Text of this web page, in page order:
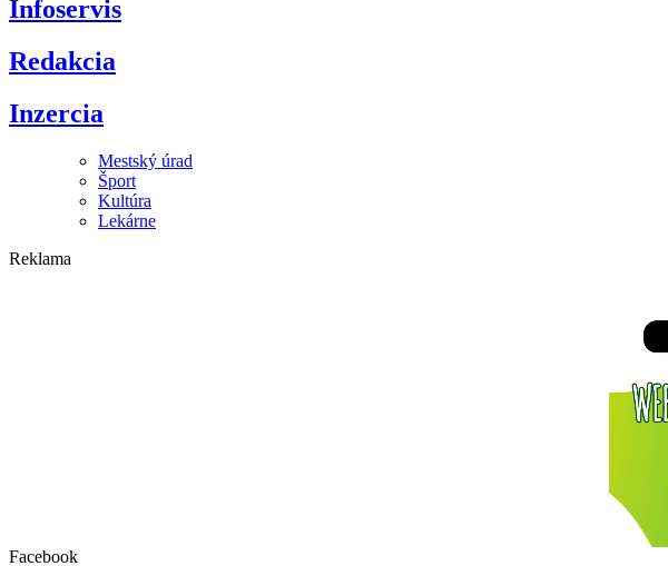
Infoservis
Redakcia
Inzercia
Mestský úrad
Šport
Kultúra
Lekárne
Reklama
Facebook